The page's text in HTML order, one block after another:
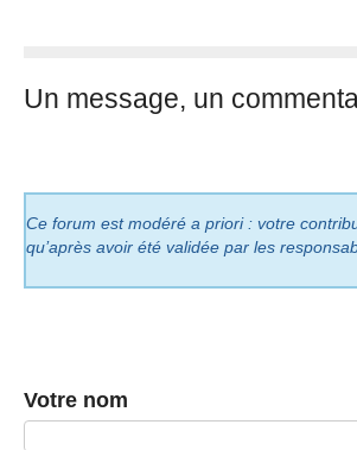
Un message, un
Ce forum est modéré a priori : votre
qu’après avoir été validée par les
Votre nom